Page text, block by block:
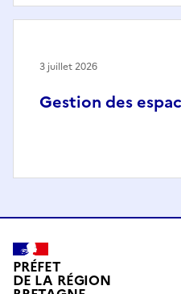
Gestion des
3 juillet 2026
PRÉFET
DE LA RÉGION